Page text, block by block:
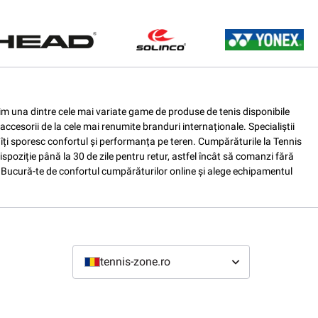
una dintre cele mai variate game de produse de tenis disponibile
de la cele mai renumite branduri internaționale. Specialiștii
sporesc confortul și performanța pe teren. Cumpărăturile la Tennis
până la 30 de zile pentru retur, astfel încât să comanzi fără
te de confortul cumpărăturilor online și alege echipamentul
tennis-zone.ro